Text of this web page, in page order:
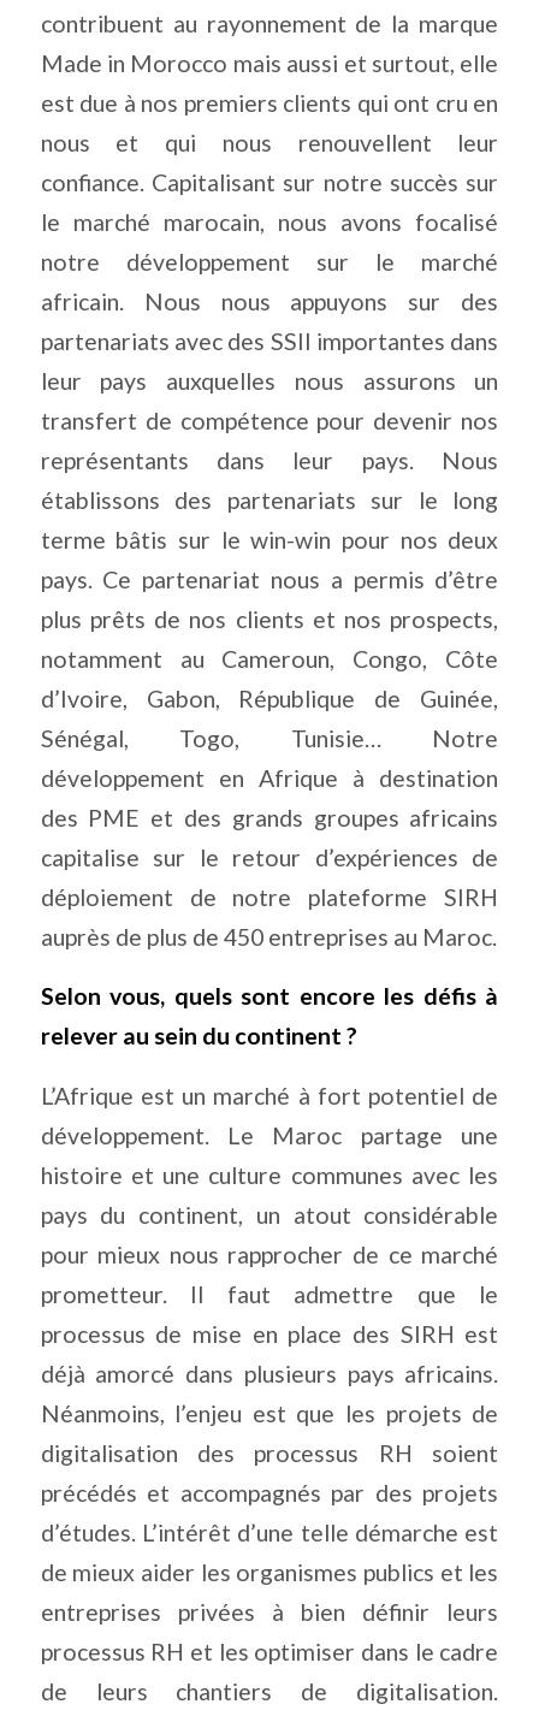
contribuent au rayonnement de la marque
Made in Morocco mais aussi et surtout, elle
est due à nos premiers clients qui ont cru en
nous et qui nous renouvellent leur
confiance. Capitalisant sur notre succès sur
le marché marocain, nous avons focalisé
notre développement sur le marché
africain. Nous nous appuyons sur des
partenariats avec des SSII importantes dans
leur pays auxquelles nous assurons un
transfert de compétence pour devenir nos
représentants dans leur pays. Nous
établissons des partenariats sur le long
terme bâtis sur le win-win pour nos deux
pays. Ce partenariat nous a permis d’être
plus prêts de nos clients et nos prospects,
notamment au Cameroun, Congo, Côte
d’Ivoire, Gabon, République de Guinée,
Sénégal, Togo, Tunisie… Notre
développement en Afrique à destination
des PME et des grands groupes africains
capitalise sur le retour d’expériences de
déploiement de notre plateforme SIRH
auprès de plus de 450 entreprises au Maroc.
Selon vous, quels sont encore les défis à
relever au sein du continent ?
L’Afrique est un marché à fort potentiel de
développement. Le Maroc partage une
histoire et une culture communes avec les
pays du continent, un atout considérable
pour mieux nous rapprocher de ce marché
prometteur. Il faut admettre que le
processus de mise en place des SIRH est
déjà amorcé dans plusieurs pays africains.
Néanmoins, l’enjeu est que les projets de
digitalisation des processus RH soient
précédés et accompagnés par des projets
d’études. L’intérêt d’une telle démarche est
de mieux aider les organismes publics et les
entreprises privées à bien définir leurs
processus RH et les optimiser dans le cadre
de leurs chantiers de digitalisation.